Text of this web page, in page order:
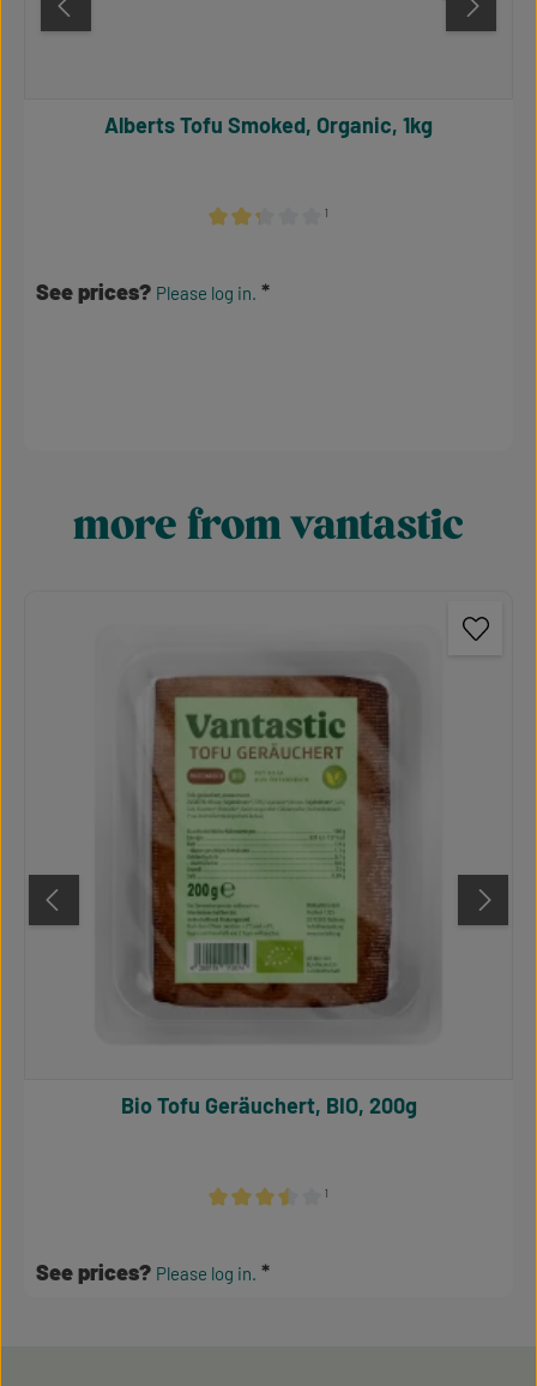
¹
Alberts Tofu Smoked, Organic, 1kg
See prices? Please log in.
Skip product gallery
more from vantastic
¹
Bio Tofu Geräuchert, BIO, 200g
See prices? Please log in.